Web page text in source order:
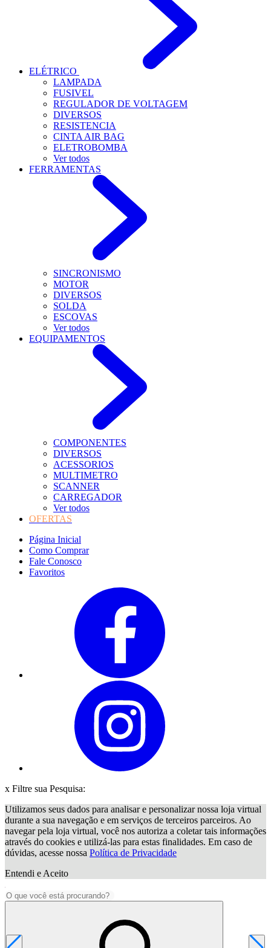
ELÉTRICO
LAMPADA
FUSIVEL
REGULADOR DE VOLTAGEM
DIVERSOS
RESISTENCIA
CINTA AIR BAG
ELETROBOMBA
Ver todos
FERRAMENTAS
SINCRONISMO
MOTOR
DIVERSOS
SOLDA
ESCOVAS
Ver todos
EQUIPAMENTOS
COMPONENTES
DIVERSOS
ACESSORIOS
MULTIMETRO
SCANNER
CARREGADOR
Ver todos
OFERTAS
Página Inicial
Como Comprar
Fale Conosco
Favoritos
x Filtre sua Pesquisa:
Utilizamos seus dados para analisar e personalizar nossa loja virtual
durante a sua navegação e em serviços de terceiros parceiros. Ao
navegar pela loja virtual, você nos autoriza a coletar tais informações
através do cookies e utilizá-las para estas finalidades. Em caso de
dúvidas, acesse nossa Política de Privacidade
Entendi e Aceito